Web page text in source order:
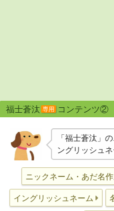
福士蒼汰 専用 コンテンツ②
「福士蒼汰」
ングリッシュ
ニックネーム・あだ名
イングリッシュネーム